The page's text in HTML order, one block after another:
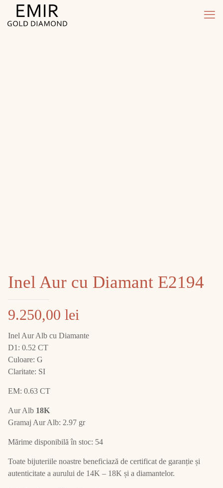
Inel Aur cu Diamant E2194
9.250,00 lei
Inel Aur Alb cu Diamante
D1: 0.52 CT
Culoare: G
Claritate: SI
EM: 0.63 CT
Aur Alb 18K
Gramaj Aur Alb: 2.97 gr
Mărime disponibilă în stoc: 54
Toate bijuteriile noastre beneficiază de certificat de garanție și
autenticitate a aurului de 14K – 18K și a diamantelor.